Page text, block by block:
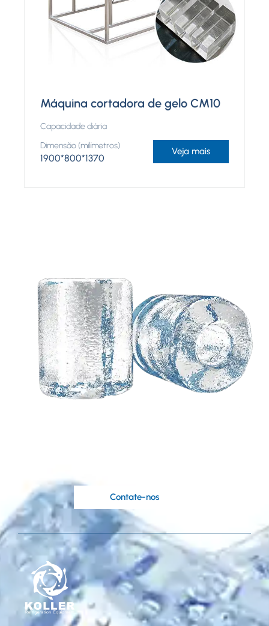
Máquina cortadora de gelo CM10
Capacidade diária
Dimensão (milímetros)
1900*800*1370
Veja mais
Precisa de uma solução
Contate-nos